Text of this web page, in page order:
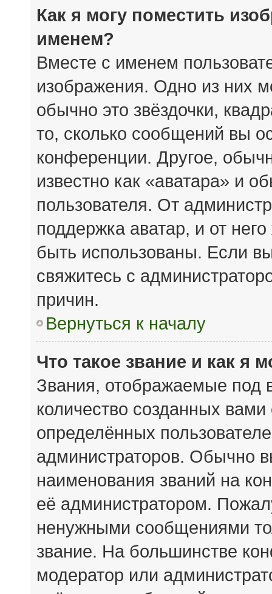
Как я могу поместить
именем?
Вместе с именем
изображения. Одно из них
обычно это звёздочки,
то, сколько сообщений вы
конференции. Другое,
известно как «аватара» и
пользователя. От
поддержка аватар, и от
быть использованы. Если
свяжитесь с
причин.
Вернуться к началу
Что такое звание и как я
Звания, отображаемые
количество созданных
определённых
администраторов. Обычно
наименования званий на
её администратором.
ненужными сообщениями
звание. На большинстве
модератор или